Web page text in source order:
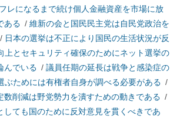
レになるまで続け個人金融資産を市場に放
ある / 維新の会と国民民主党は自民党政治を
/ 日本の選挙は不正により国民の生活状況が反
上とセキュリティ確保のためにネット選挙の
んでいる / 議員任期の延長は戦争と感染症の
ぶためには有権者自身が調べる必要がある /
数削減は野党勢力を潰すための動きである /
しても国のために反対意見を貫くべきであ